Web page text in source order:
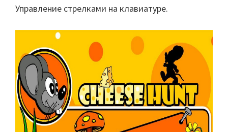
Управление стрелками на клавиатуре.